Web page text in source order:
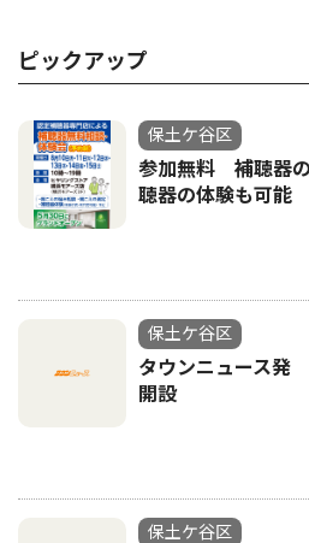
ピックアップ
保土ケ谷区
参加無料 補聴器
聴器の体験も可能
保土ケ谷区
タウンニュース発
開設
保土ケ谷区